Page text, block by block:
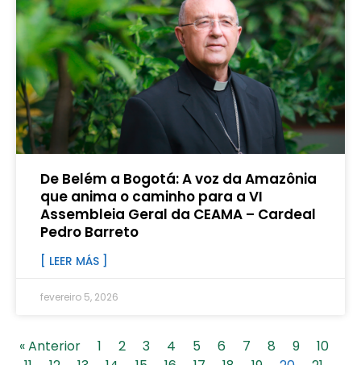
De Belém a Bogotá: A voz da Amazônia
que anima o caminho para a VI
Assembleia Geral da CEAMA – Cardeal
Pedro Barreto
[ LEER MÁS ]
fevereiro 5, 2026
« Anterior 1 2 3 4 5 6 7 8 9
10